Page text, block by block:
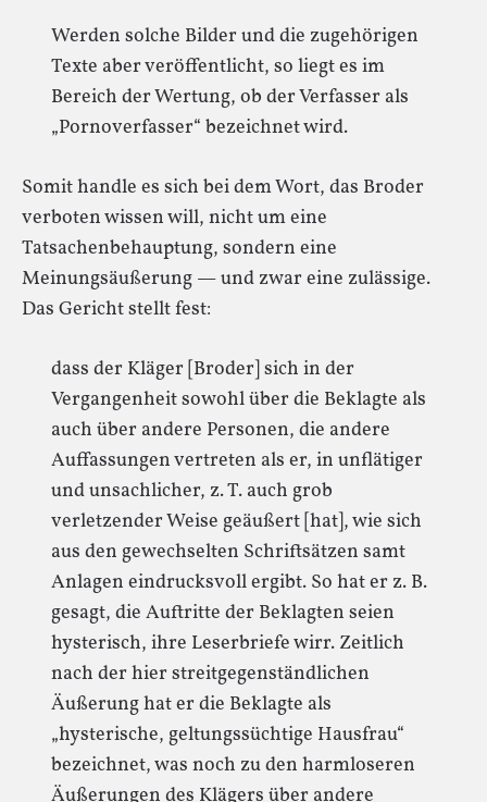
Werden solche Bilder und die zugehörigen
Texte aber veröffentlicht, so liegt es im
Bereich der Wertung, ob der Verfasser als
„Pornoverfasser“ bezeichnet wird.
Somit handle es sich bei dem Wort, das Broder
verboten wissen will, nicht um eine
Tatsachenbehauptung, sondern eine
Meinungsäußerung — und zwar eine zulässige.
Das Gericht stellt fest:
dass der Kläger [Broder] sich in der
Vergangenheit sowohl über die Beklagte als
auch über andere Personen, die andere
Auffassungen vertreten als er, in unflätiger
und unsachlicher, z. T. auch grob
verletzender Weise geäußert [hat], wie sich
aus den gewechselten Schriftsätzen samt
Anlagen eindrucksvoll ergibt. So hat er z. B.
gesagt, die Auftritte der Beklagten seien
hysterisch, ihre Leserbriefe wirr. Zeitlich
nach der hier streitgegenständlichen
Äußerung hat er die Beklagte als
„hysterische, geltungssüchtige Hausfrau“
bezeichnet, was noch zu den harmloseren
Äußerungen des Klägers über andere